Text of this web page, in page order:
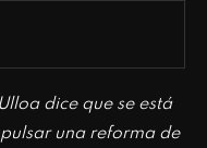
dice que se está
una reforma de